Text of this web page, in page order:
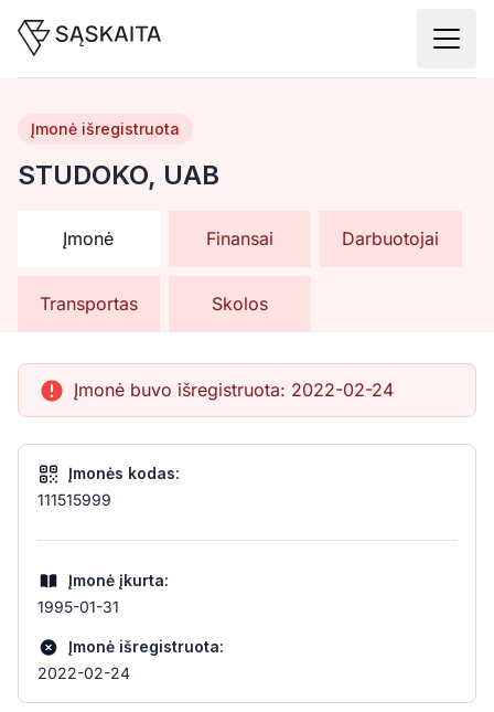
STUDOKO, UAB
Įmonė išregistruota
Įmonė Finansai Darbuotojai
Transportas Skolos
Įmonė buvo išregistruota: 2022-02-24
Įmonės kodas:
111515999
Įmonė įkurta:
1995-01-31
Įmonė išregistruota:
2022-02-24